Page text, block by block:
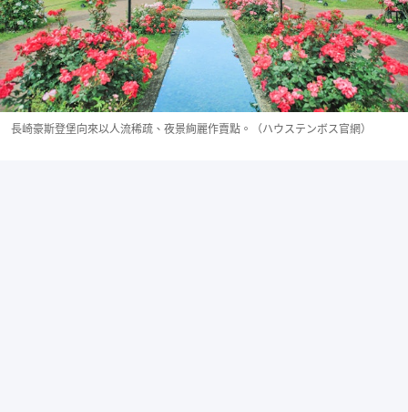
長崎豪斯登堡向來以人流稀疏、夜景絢麗作賣點。（ハウステンボス官網）